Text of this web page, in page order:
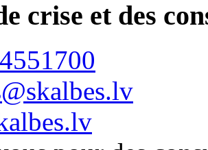
crise et des